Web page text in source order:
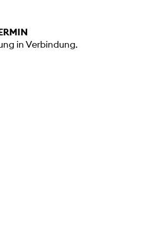
in Verbindung.